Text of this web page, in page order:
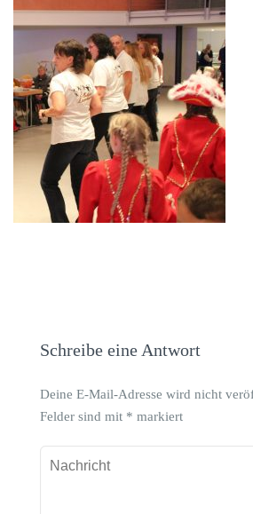
Schreibe eine Antwort
Deine E-Mail-Adresse wird nicht
Felder sind mit * markiert